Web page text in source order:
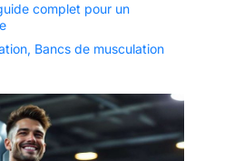
complet pour un
, Bancs de musculation